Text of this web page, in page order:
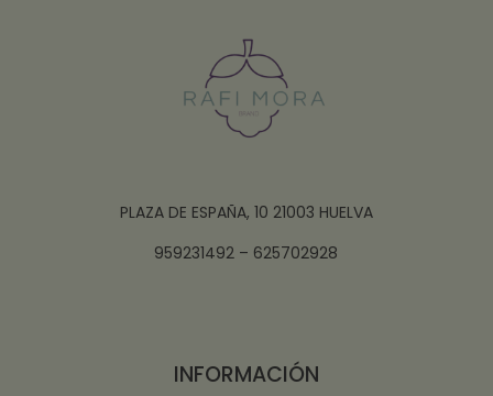
PLAZA DE ESPAÑA, 10 21003 HUELVA
959231492 – 625702928
INFORMACIÓN